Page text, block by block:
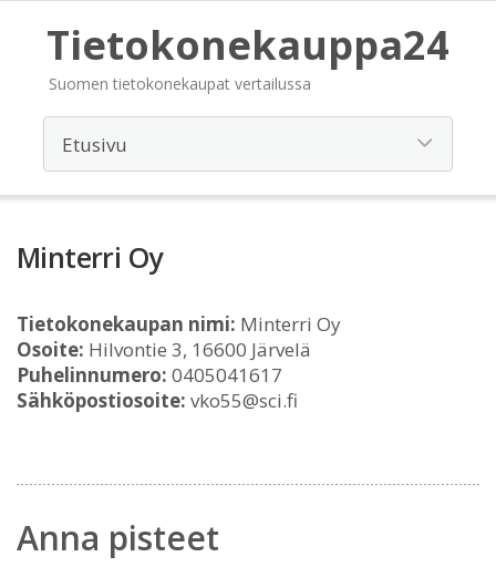
Tietokonekauppa24
Suomen tietokonekaupat vertailussa
Minterri Oy
Tietokonekaupan nimi: Minterri Oy
Osoite: Hilvontie 3, 16600 Järvelä
Puhelinnumero: 0405041617
Sähköpostiosoite: vko55@sci.fi
Anna pisteet